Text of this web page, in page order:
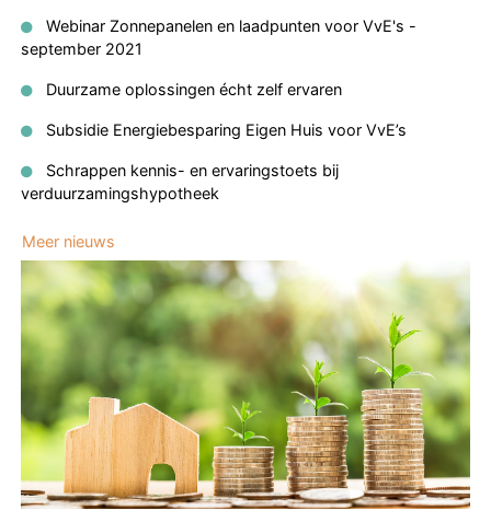
Webinar Zonnepanelen en laadpunten voor VvE's -
september 2021
Duurzame oplossingen écht zelf ervaren
Subsidie Energiebesparing Eigen Huis voor VvE’s
Schrappen kennis- en ervaringstoets bij
verduurzamingshypotheek
Meer nieuws